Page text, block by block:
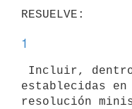
1
establecidas
resolución